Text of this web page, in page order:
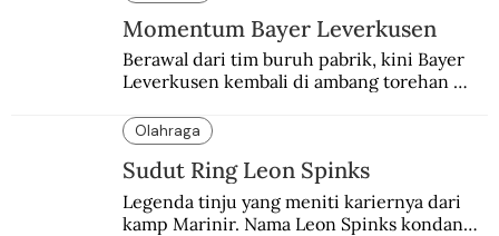
Momentum Bayer Leverkusen
Berawal dari tim buruh pabrik, kini Bayer
Leverkusen kembali di ambang torehan
“Neverkusen”.
Olahraga
Sudut Ring Leon Spinks
Legenda tinju yang meniti kariernya dari
kamp Marinir. Nama Leon Spinks kondang